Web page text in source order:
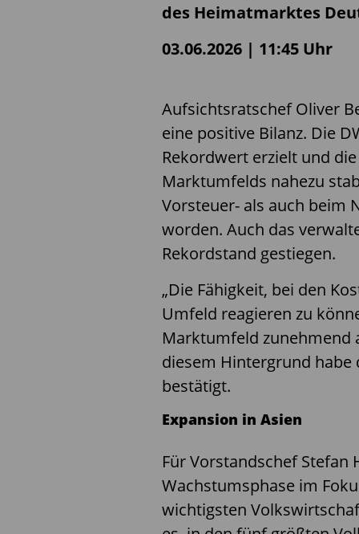
des Heimatmarktes
03.06.2026 | 11:45 Uhr
Aufsichtsratschef Oliver
eine positive Bilanz. Die
Rekordwert erzielt und
Marktumfelds nahezu
Vorsteuer- als auch beim
worden. Auch das
Rekordstand gestiegen.
„Die Fähigkeit, bei den
Umfeld reagieren zu
Marktumfeld zunehmend
diesem Hintergrund habe
bestätigt.
Expansion in Asien
Für Vorstandschef
Wachstumsphase im
wichtigsten